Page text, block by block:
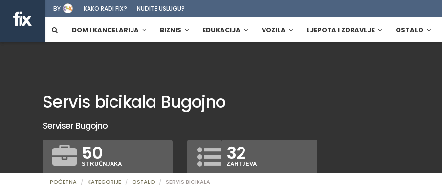
BY KAKO RADI FIX? NUDITE USLUGU?
DOM I KANCELARIJA BIZNIS EDUKACIJA VOZILA LJEPOTA I ZDRAVLJE OSTALO
POČETNA KATEGORIJE OSTALO SERVIS BICIKALA
Servis bicikala Bugojno
Serviser Bugojno
50
STRUČNJAKA 32
ZAHTJEVA